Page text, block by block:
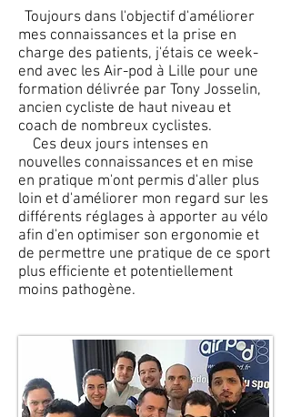
Toujours dans l'objectif d'améliorer
mes connaissances et la prise en
charge des patients, j'étais ce week-
end avec les Air-pod à Lille pour une
formation délivrée par Tony Josselin,
ancien cycliste de haut niveau et
coach de nombreux cyclistes.
Ces deux jours intenses en
nouvelles connaissances et en mise
en pratique m'ont permis d'aller plus
loin et d'améliorer mon regard sur les
différents réglages à apporter au vélo
afin d'en optimiser son ergonomie et
de permettre une pratique de ce sport
plus efficiente et potentiellement
moins pathogène.